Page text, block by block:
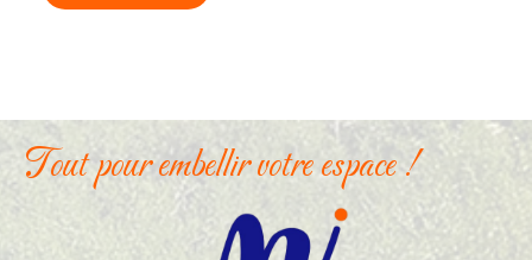
Tout pour embellir votre espace !